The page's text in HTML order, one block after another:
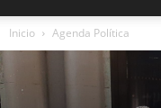
Inicio Agenda Política